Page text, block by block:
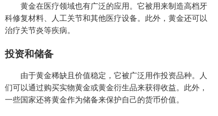
黄金在医疗领域也有广泛的应用。它被用来制造高档牙
科修复材料、人工关节和其他医疗设备。此外，黄金还可以
治疗关节炎等疾病。
投资和储备
由于黄金稀缺且价值稳定，它被广泛用作投资品种。人
们可以通过购买实物黄金或黄金衍生品来获得收益。此外，
一些国家还将黄金作为储备来保护自己的货币价值。